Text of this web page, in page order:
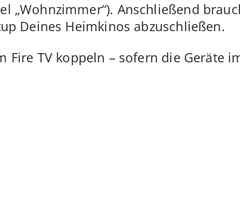
„Wohnzimmer“). Anschließend
Deines Heimkinos abzuschließen.
Fire TV koppeln – sofern die Geräte